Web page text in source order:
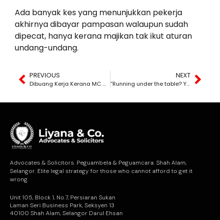
Ada banyak kes yang menunjukkan pekerja
akhirnya dibayar pampasan walaupun sudah
dipecat, hanya kerana majikan tak ikut aturan
undang-undang.
PREVIOUS
Dibuang Kerja Kerana MC – Mahkamah Tegakkan Keadilan
NEXT
“Running under the table? You’re risking a lawsuit.”
Advocates & Solicitors. Peguambela & Peguamcara. Shah Alam,
Selangor. Elite legal strategy for those who cannot afford to get it
wrong.
Unit 105, Block 1, No.7, Persiaran Sukan
Laman Seri Business Park, Seksyen 13
40100 Shah Alam, Selangor Darul Ehsan